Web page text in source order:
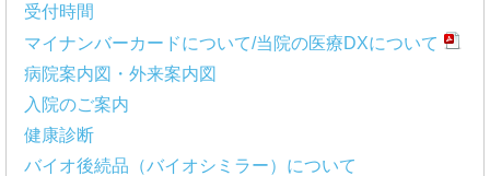
受付時間
マイナンバーカードについて/当院の医療DXについて
病院案内図・外来案内図
入院のご案内
健康診断
バイオ後続品（バイオシミラー）について